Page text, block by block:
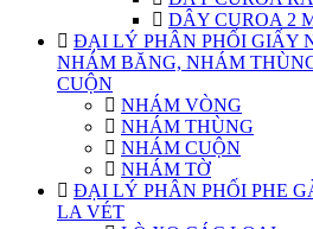
DÂY CUROA 2
ĐẠI LÝ PHÂN PHỐI GIẤY
NHÁM BĂNG, NHÁM
CUỘN
NHÁM VÒNG
NHÁM THÙNG
NHÁM CUỘN
NHÁM TỜ
ĐẠI LÝ PHÂN PHỐI PHE
LA VÉT